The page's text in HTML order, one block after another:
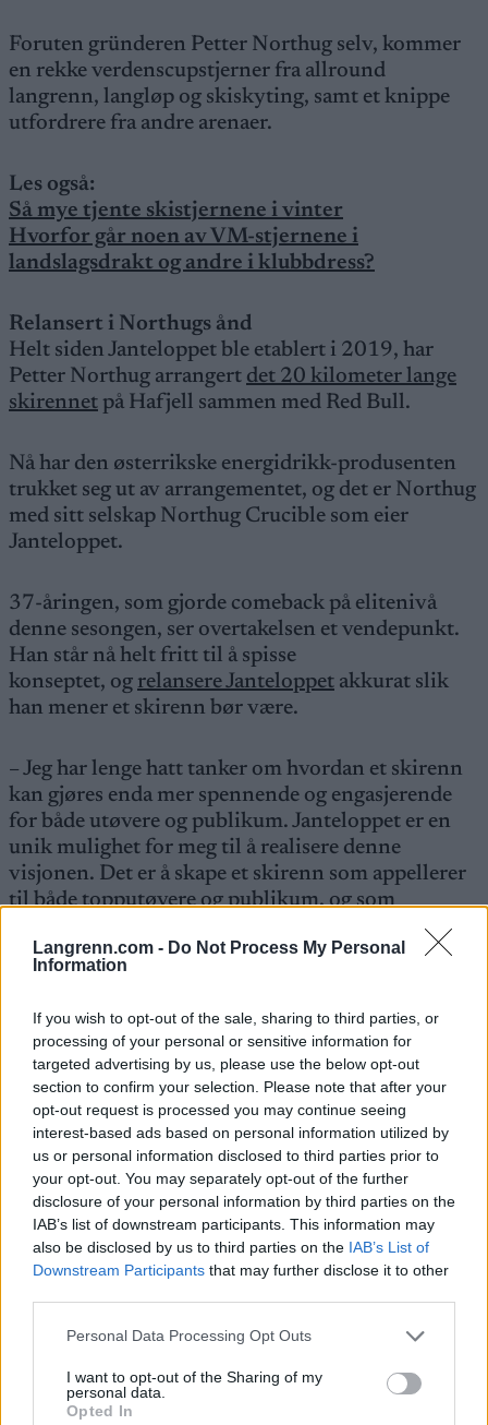
Langrenn.com - Do Not Process My Personal
Information
If you wish to opt-out of the sale, sharing to third parties, or
processing of your personal or sensitive information for
targeted advertising by us, please use the below opt-out
section to confirm your selection. Please note that after your
opt-out request is processed you may continue seeing
interest-based ads based on personal information utilized by
us or personal information disclosed to third parties prior to
your opt-out. You may separately opt-out of the further
disclosure of your personal information by third parties on the
IAB’s list of downstream participants. This information may
also be disclosed by us to third parties on the IAB’s List of
Downstream Participants that may further disclose it to other
Please note that this website/app uses one or more Google
not limited to your visit or usage behaviour. You may click to
grant or deny consent to Google and its third-party tags to
Personal Data Processing Opt Outs
I want to opt-out of the Sharing of my
personal data.
Opted In
Foruten gründeren Petter Northug selv, kommer
en rekke verdenscupstjerner fra allround
langrenn, langløp og skiskyting, samt et knippe
utfordrere fra andre arenaer.
Les også:
Så mye tjente skistjernene i vinter
Hvorfor går noen av VM-stjernene i
landslagsdrakt og andre i klubbdress?
Relansert i Northugs ånd
Helt siden Janteloppet ble etablert i 2019, har
Petter Northug arrangert det 20 kilometer lange
skirennet på Hafjell sammen med Red Bull.
Nå har den østerrikske energidrikk-produsenten
trukket seg ut av arrangementet, og det er Northug
med sitt selskap Northug Crucible som eier
Janteloppet.
37-åringen, som gjorde comeback på elitenivå
denne sesongen, ser overtakelsen et vendepunkt.
Han står nå helt fritt til å spisse
konseptet, og relansere Janteloppet akkurat slik
han mener et skirenn bør være.
– Jeg har lenge hatt tanker om hvordan et skirenn
kan gjøres enda mer spennende og engasjerende
for både utøvere og publikum. Janteloppet er en
unik mulighet for meg til å realisere denne
visjonen. Det er å skape et skirenn som appellerer
til både topputøvere og publikum, og som
engasjerer og inspirerer nye generasjoner til å satse
på langrenn, sier Northug.
Les også:Kan rappere og en skøyteskiklubb
gjøre fristil til mainstream i Norge?
Her er et utdrag av startlista til årets løp, som
går lørdag 8. april
Kristine Stavås Skistad som vant de siste fire
sprintrennene i verdenscupen
Even Northug fra det norske sprintlandslaget
William Poromaa som tok bronse på femmila i
VM
James Clugnet fra det britiske landslaget
Langløpskongen Andreas Nygaard
Skiskytter Sturla Holm Lægreid
Petter Northug (ja, han skal gå selv)